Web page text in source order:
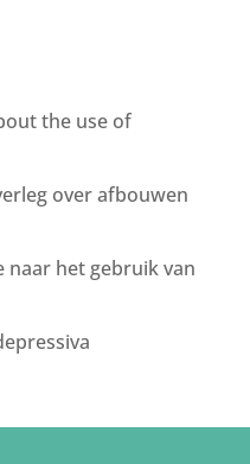
the use of
over afbouwen
naar het gebruik van